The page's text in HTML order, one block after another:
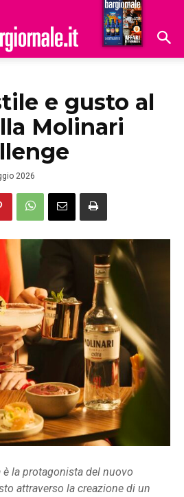
Hoteldomani
e gusto al
Molinari
2026
la protagonista del nuovo
attraverso la creazione di un